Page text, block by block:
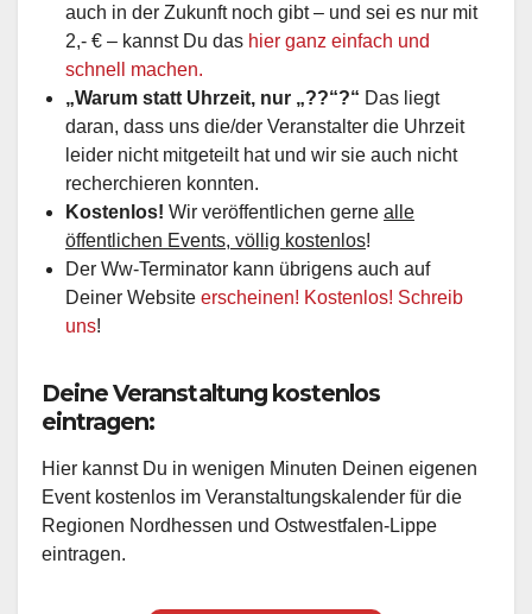
auch in der Zukunft noch gibt – und sei es nur mit
2,- € – kannst Du das hier ganz einfach und
schnell machen.
„Warum statt Uhrzeit, nur „??“?“ Das liegt
daran, dass uns die/der Veranstalter die Uhrzeit
leider nicht mitgeteilt hat und wir sie auch nicht
recherchieren konnten.
Kostenlos! Wir veröffentlichen gerne alle
öffentlichen Events, völlig kostenlos!
Der Ww-Terminator kann übrigens auch auf
Deiner Website erscheinen! Kostenlos! Schreib
uns!
Deine Veranstaltung kostenlos
eintragen:
Hier kannst Du in wenigen Minuten Deinen eigenen
Event kostenlos im Veranstaltungskalender für die
Regionen Nordhessen und Ostwestfalen-Lippe
eintragen.